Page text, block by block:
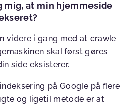
mig, at min hjemmeside
videre i gang med at crawle
skal først gøres
side eksisterer.
på Google på flere
og ligetil metode er at